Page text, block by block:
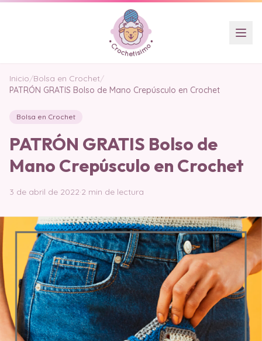
Inicio/Bolsa en Crochet/
PATRÓN GRATIS Bolso de Mano Crepúsculo en Crochet
Bolsa en Crochet
PATRÓN GRATIS Bolso de
Mano Crepúsculo en Crochet
3 de abril de 2022·2 min de lectura